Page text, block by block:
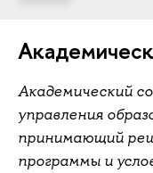
Академический
управления
принимающий
программы и